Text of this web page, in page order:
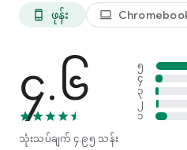
* ပလပ်ဖောင်းများကိုဖြတ်၍ စင့်ခ်လု
သင့်စက်ပစ္စည်းအားလုံးတွင် စာရွက်
သင့်စမတ်ဖုန်း၊ တက်ဘလက် သို့မ
(www.camscanner.com) သို့
အကန့်အသတ်မရှိ ဝင်ရောက်ခွင့်ရှိသေ
* စကင်နာအက်ပ်၏ အင်္ဂါရပ်အာ
ရောက်ခွင့်ရရန် စာရင်းသွင်းနိုင်ပါသ
phone_android ဖုန်း laptop
၄.၆
သုံးသပ်ချက် ၄.၉၅ သန်း
၅
၄
၃
၂
၁